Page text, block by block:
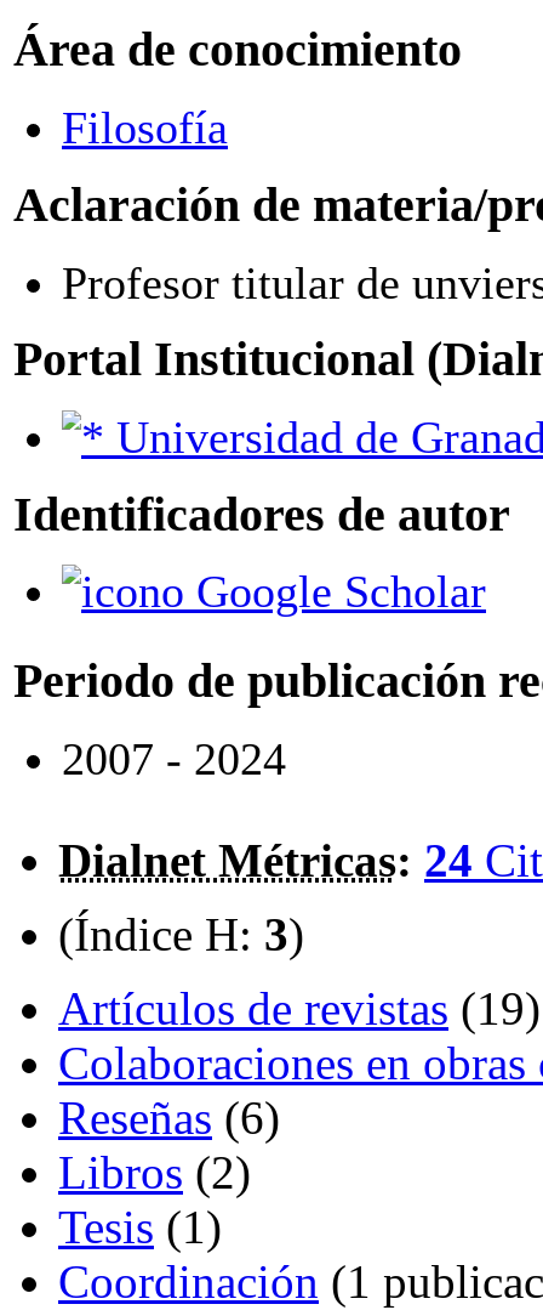
Área de conocimiento
Filosofía
Aclaración de materia/
Profesor titular de
Portal Institucional
Universidad de
Identificadores de autor
Google Scholar
Periodo de publicación
2007 - 2024
Dialnet Métricas: 24
(Índice H: 3)
Artículos de revistas (19)
Colaboraciones en
Reseñas (6)
Libros (2)
Tesis (1)
Coordinación (1